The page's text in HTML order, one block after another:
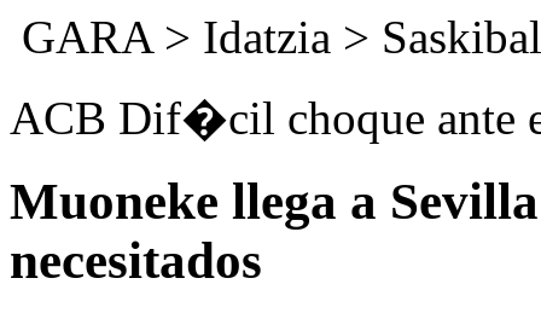
GARA> Idatzia >
ACB Dif�cil choque ante
Muoneke llega a
necesitados